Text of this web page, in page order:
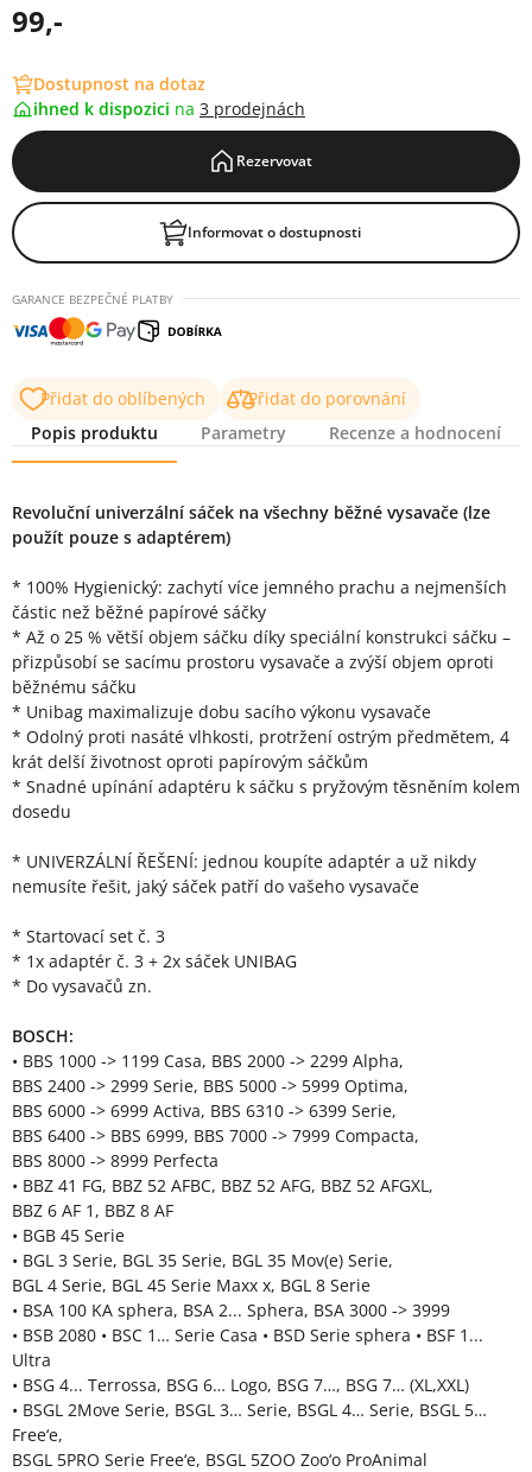
99,-
Dostupnost na dotaz
ihned k dispozici na 3 prodejnách
Rezervovat
Informovat o dostupnosti
GARANCE BEZPEČNÉ PLATBY
Přidat do oblíbených
Přidat do porovnání
Popis produktu
Parametry Recenze a hodnocení
Revoluční univerzální sáček na všechny běžné vysavače (lze
použít pouze s adaptérem)
* 100% Hygienický: zachytí více jemného prachu a nejmenších
částic než běžné papírové sáčky
* Až o 25 % větší objem sáčku díky speciální konstrukci sáčku –
přizpůsobí se sacímu prostoru vysavače a zvýší objem oproti
běžnému sáčku
* Unibag maximalizuje dobu sacího výkonu vysavače
* Odolný proti nasáté vlhkosti, protržení ostrým předmětem, 4
krát delší životnost oproti papírovým sáčkům
* Snadné upínání adaptéru k sáčku s pryžovým těsněním kolem
dosedu
* UNIVERZÁLNÍ ŘEŠENÍ: jednou koupíte adaptér a už nikdy
nemusíte řešit, jaký sáček patří do vašeho vysavače
* Startovací set č. 3
* 1x adaptér č. 3 + 2x sáček UNIBAG
* Do vysavačů zn.
BOSCH:
• BBS 1000 -> 1199 Casa, BBS 2000 -> 2299 Alpha,
BBS 2400 -> 2999 Serie, BBS 5000 -> 5999 Optima,
BBS 6000 -> 6999 Activa, BBS 6310 -> 6399 Serie,
BBS 6400 -> BBS 6999, BBS 7000 -> 7999 Compacta,
BBS 8000 -> 8999 Perfecta
• BBZ 41 FG, BBZ 52 AFBC, BBZ 52 AFG, BBZ 52 AFGXL,
BBZ 6 AF 1, BBZ 8 AF
• BGB 45 Serie
• BGL 3 Serie, BGL 35 Serie, BGL 35 Mov(e) Serie,
BGL 4 Serie, BGL 45 Serie Maxx x, BGL 8 Serie
• BSA 100 KA sphera, BSA 2... Sphera, BSA 3000 -> 3999
• BSB 2080 • BSC 1… Serie Casa • BSD Serie sphera • BSF 1...
Ultra
• BSG 4... Terrossa, BSG 6… Logo, BSG 7…, BSG 7… (XL,XXL)
• BSGL 2Move Serie, BSGL 3… Serie, BSGL 4… Serie, BSGL 5…
Free‘e,
BSGL 5PRO Serie Free‘e, BSGL 5ZOO Zoo‘o ProAnimal